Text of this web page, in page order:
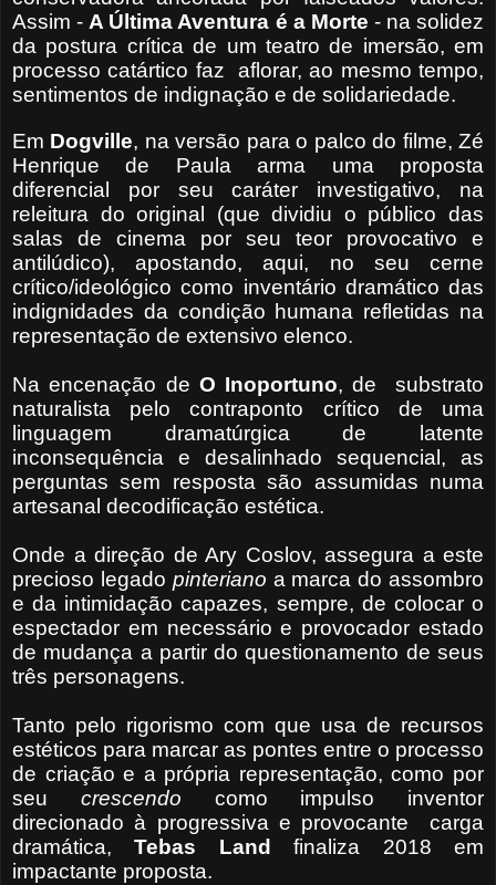
Assim -A Última Aventura é a Morte - na solidez
da postura crítica de um teatro de imersão, em
processo catártico faz aflorar, ao mesmo tempo,
sentimentos de indignação e de solidariedade.
Em Dogville, na versão para o palco do filme, Zé
Henrique de Paula arma uma proposta
diferencial por seu caráter investigativo, na
releitura do original (que dividiu o público das
salas de cinema por seu teor provocativo e
antilúdico), apostando, aqui, no seu cerne
crítico/ideológico como inventário dramático das
indignidades da condição humana refletidas na
representação de extensivo elenco.
Na encenação de O Inoportuno, de
substrato
naturalista pelo contraponto crítico de uma
linguagem dramatúrgica de latente
inconsequência e desalinhado sequencial, as
perguntas sem resposta são assumidas numa
artesanal decodificação estética.
Onde a direção de Ary Coslov, assegura a este
precioso legado pinteriano a marca do assombro
e da intimidação capazes, sempre, de colocar o
espectador em necessário e provocador estado
de mudança a partir do questionamento de seus
três personagens.
Tanto pelo rigorismo com que usa de recursos
estéticos para marcar as pontes entre o processo
de criação e a própria representação, como por
seu crescendo como impulso inventor
direcionado à progressiva e provocante
carga
dramática,Tebas Land
finaliza 2018 em
impactante proposta.